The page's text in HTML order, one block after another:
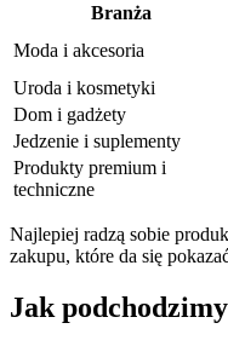
Branża
Moda i akcesoria
Uroda i kosmetyki
Dom i gadżety
Jedzenie i suplementy
Produkty premium i
techniczne
Najlepiej radzą sobie
zakupu, które da się
Jak